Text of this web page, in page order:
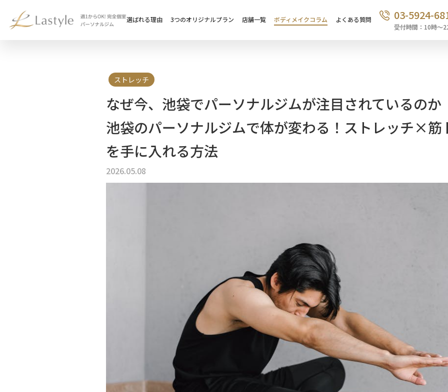
選ばれる理由 3つのオリジナルプラン 店舗一覧 ボディメイクコラム よくある質問 03-5924-
受付時間：10時〜
ストレッチ
なぜ今、池袋でパーソナルジムが注目されているのか
池袋のパーソナルジムで体が変わる！ストレッチ×筋
を手に入れる方法
2026.05.08